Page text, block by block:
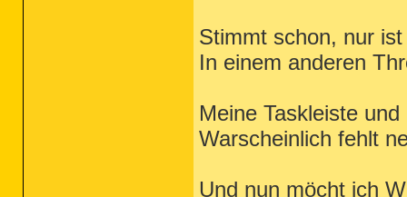
Stimmt schon, nur
In einem anderen
Meine Taskleiste
Warscheinlich fehlt
Und nun möcht ich